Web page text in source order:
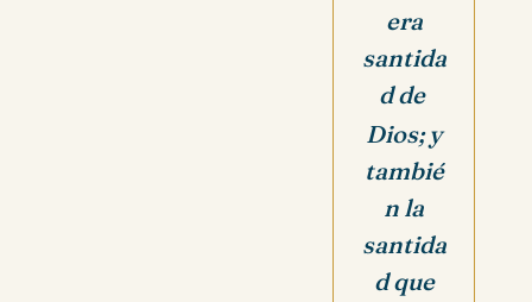
era
santida
d de
Dios; y
tambié
n la
santida
d que